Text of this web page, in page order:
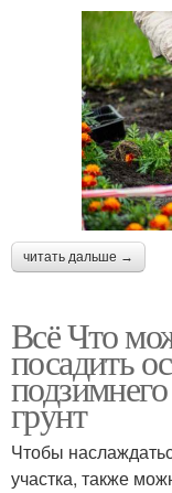
читать дальше →
Всё Что
посадить
грунт
Чтобы
участка, также